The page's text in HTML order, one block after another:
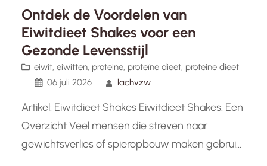
Ontdek de Voordelen van
Eiwitdieet Shakes voor een
Gezonde Levensstijl
eiwit, eiwitten, proteine, proteïne dieet, proteine dieet
06 juli 2026
lachvzw
Artikel: Eiwitdieet Shakes Eiwitdieet Shakes: Een
Overzicht Veel mensen die streven naar
gewichtsverlies of spieropbouw maken gebruik